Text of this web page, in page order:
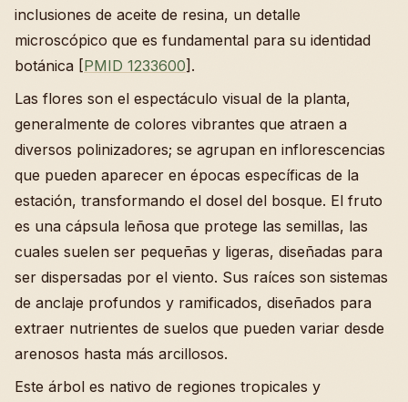
inclusiones de aceite de resina, un detalle
microscópico que es fundamental para su identidad
botánica [PMID 1233600].
Las flores son el espectáculo visual de la planta,
generalmente de colores vibrantes que atraen a
diversos polinizadores; se agrupan en inflorescencias
que pueden aparecer en épocas específicas de la
estación, transformando el dosel del bosque. El fruto
es una cápsula leñosa que protege las semillas, las
cuales suelen ser pequeñas y ligeras, diseñadas para
ser dispersadas por el viento. Sus raíces son sistemas
de anclaje profundos y ramificados, diseñados para
extraer nutrientes de suelos que pueden variar desde
arenosos hasta más arcillosos.
Este árbol es nativo de regiones tropicales y